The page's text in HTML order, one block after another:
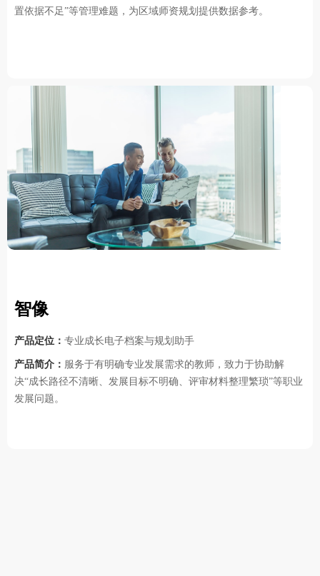
置依据不足”等管理难题，为区域师资规划提供数据参考。
智像
产品定位： 专业成长电子档案与规划助手
产品简介： 服务于有明确专业发展需求的教师，致力于协助解
决“成长路径不清晰、发展目标不明确、评审材料整理繁琐”等职业
发展问题。